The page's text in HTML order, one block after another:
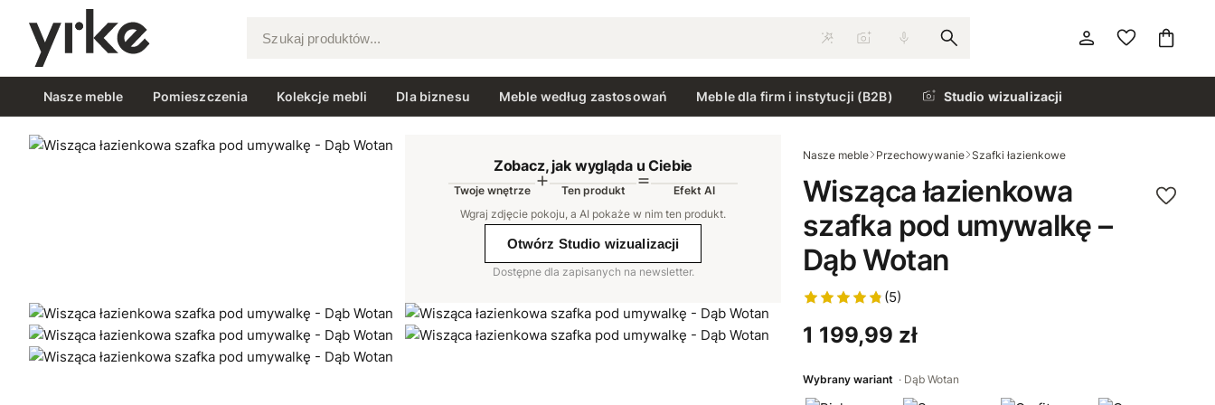
Szukaj produktów...
Nasze meble Pomieszczenia Kolekcje mebli Dla biznesu Meble według zastosowań Meble dla firm i instytucji (B2B) Studio wizualizacji
Zobacz, jak wygląda u Ciebie
Twoje wnętrze Ten produkt
Efekt AI
Wgraj zdjęcie pokoju, a AI pokaże w nim ten produkt.
Otwórz Studio wizualizacji
Dostępne dla zapisanych na newsletter.
Nasze meble Przechowywanie Szafki łazienkowe
Wisząca łazienkowa
szafka pod umywalkę –
Dąb Wotan
(5)
1 199,99 zł
Wybrany wariant Dąb Wotan